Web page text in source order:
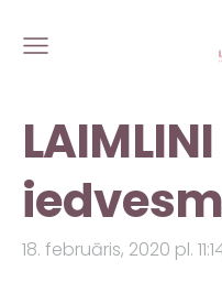
LAIMLINI
18. februāris, 2020 pl.